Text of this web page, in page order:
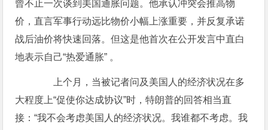
曾不止一次谈到美国通胀问题。他承认冲突会推高物
价，直言军事行动远比物价小幅上涨重要，并反复承诺
战后油价将快速回落。但这是他首次在公开发言中直白
地表示自己“热爱通胀” 。
上个月，当被记者问及美国人的经济状况在多
大程度上“促使你达成协议”时，特朗普的回答相当直
接：“我不会考虑美国人的经济状况。我谁都不考虑。我